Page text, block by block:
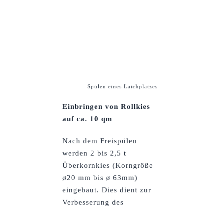
Spülen eines Laichplatzes
Einbringen von Rollkies
auf ca. 10 qm
Nach dem Freispülen
werden 2 bis 2,5 t
Überkornkies (Korngröße
ø20 mm bis ø 63mm)
eingebaut. Dies dient zur
Verbesserung des